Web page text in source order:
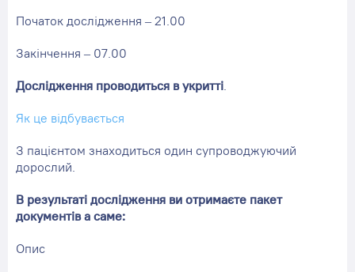
Початок дослідження – 21.00
Закінчення – 07.00
Дослідження проводиться в укритті.
Як це відбувається
З пацієнтом знаходиться один супроводжуючий
дорослий.
В результаті дослідження ви отримаєте пакет
документів а саме:
Опис